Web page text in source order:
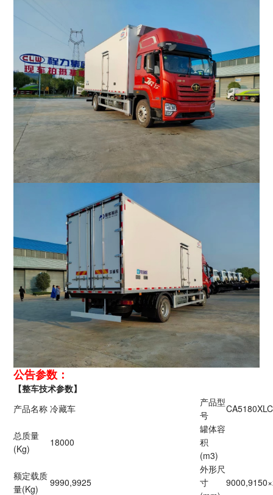
公告参数：
【整车技术参数】
产品名称 冷藏车
产品型
号
总质量
(Kg)
18000
罐体容
积
(m3)
额定载质
量(Kg)
9990,9925
外形尺
寸